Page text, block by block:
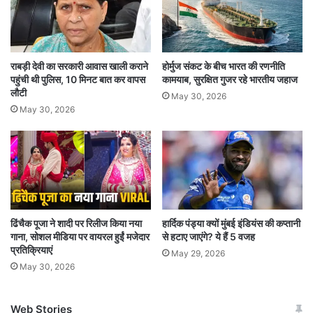
जानकारी के मुताबिक, बांग्लादेशी नागरिक 4 अगस्त को
सीमा पार कर 6 अगस्त को मध्य असम के नागांव जिले के
बोरघाट इलाके में पहुंचा था. अधिकारी ने बताया कि नागांव
जिले के सामगुरी के गेरुआती गांव में कुछ घरों की तलाशी लेने
बांग्लादेशी सिम कार्ड के साथ एक मोबाइल फोन हैंडसेट
बरामद किया. वह गेरुआती गांव में रह रहा था.
असम के सीएम ने सख्त सीमा सुरक्षा का आश्वासन दिया
बांग्लादेश में चल रही राजनीतिक उथल-पुथल के बीच असम
के मुख्यमंत्री हिमंत बिस्वा सरमा का 8 अगस्त के एक बड़ा
राबड़ी देवी का सरकारी आवास खाली कराने
पहुंची थी पुलिस, 10 मिनट बात कर वापस
लौटी
May 30, 2026
होर्मुज संकट के बीच भारत की रणनीति
कामयाब, सुरक्षित गुजर रहे भारतीय जहाज
May 30, 2026
ढिंचैक पूजा ने शादी पर रिलीज किया नया
गाना, सोशल मीडिया पर वायरल हुईं मजेदार
प्रतिक्रियाएं
May 30, 2026
हार्दिक पंड्या क्यों मुंबई इंडियंस की कप्तानी
से हटाए जाएंगे? ये हैं 5 वजह
May 29, 2026
Web Stories